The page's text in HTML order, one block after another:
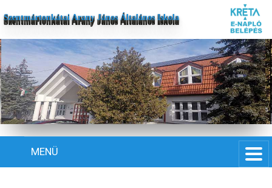
Szentmártonkátai Arany János Általános Iskola
MENÜ